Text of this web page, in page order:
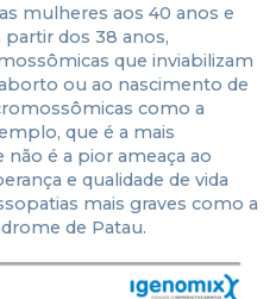
mulheres aos 40 anos e
dos 38 anos,
que inviabilizam
ou ao nascimento de
como a
que é a mais
é a pior ameaça ao
e qualidade de vida
mais graves como a
de Patau.